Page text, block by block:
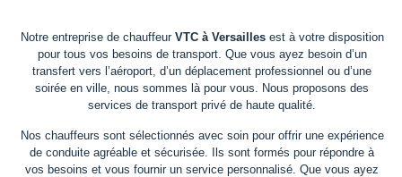
Notre entreprise de chauffeur VTC à Versaillesest à votre disposition
pour tous vos besoins de transport. Que vous ayez besoin d’un
transfert vers l’aéroport, d’un déplacement professionnel ou d’une
soirée en ville, nous sommes là pour vous. Nous proposons des
services de transport privé de haute qualité.
Nos chauffeurs sont sélectionnés avec soin pour offrir une expérience
de conduite agréable et sécurisée. Ils sont formés pour répondre à
vos besoins et vous fournir un service personnalisé. Que vous ayez